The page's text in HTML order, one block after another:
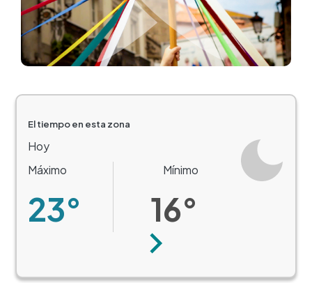
El tiempo en esta zona
Hoy
Máximo
23°
Mínimo
16°
Siguiente